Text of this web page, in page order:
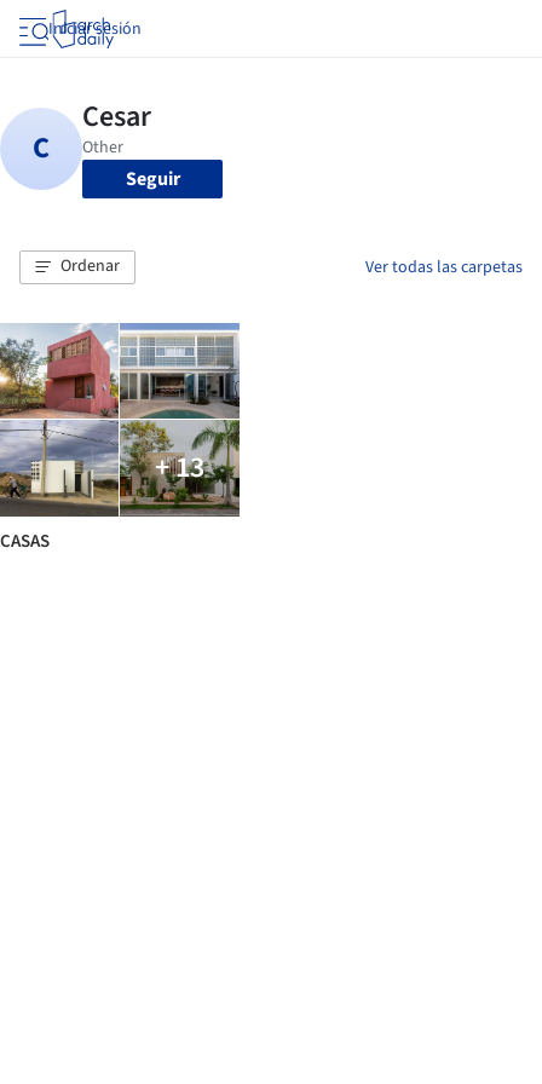
Iniciar sesión
Seguir
Ordenar Ver todas las carpetas
+ 13
CASAS